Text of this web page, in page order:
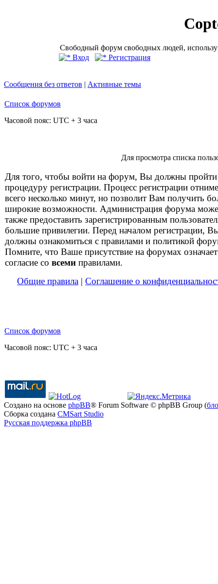
Свободный форум свободных людей,
Вход
Регистрация
Сообщения без ответов | Активные темы
Список форумов
Часовой пояс: UTC + 3 часа
Для просмотра списка
Для того, чтобы войти на форум, Вы должны пройти
процедуру регистрации. Процесс регистрации
всего несколько минут, но позволит Вам получить
широкие возможности. Администрация форума
также предоставить зарегистрированным
большие привилегии. Перед началом регистрации,
должны ознакомиться с правилами и политикой
Помните, что Ваше присутствие на форумах означает
согласие со всеми правилами.
Общие правила | Соглашение о
Список форумов
Часовой пояс: UTC + 3 часа
Создано на основе phpBB® Forum Software © phpBB Group (
Сборка создана CMSart Studio
Русская поддержка phpBB